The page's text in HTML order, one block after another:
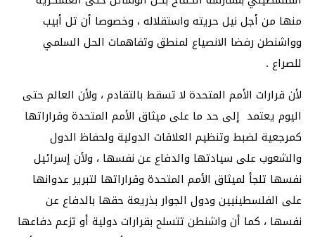
منها من أجل نيل حريته واستقلاله ، وخصوصا أن تل أبيب
وواشنطن رفضا الانصياع لمنطق وتفاهمات الحل السلمي
للصراع .
لأن قرارات الأمم المتحدة لا تسقط بالتقادم ، ولأن العالم حتى
اليوم يعتمد إلى حد ما على ميثاق الأمم المتحدة وقراراتها
كمرجعية لضبط وتنظيم العلاقات الدولية ولحفاظ الدول
والشعوب على سيادتها والدفاع عن نفسها ، ولأن إسرائيل
نفسها تلجأ لميثاق الأمم المتحدة وقراراتها لتبرير عدوانها
على الفلسطينيين ودول الجوار بذريعة حقها بالدفاع عن
نفسها ، كما أن واشنطن تتسلح بقرارات دولية أو تزعم دفاعها